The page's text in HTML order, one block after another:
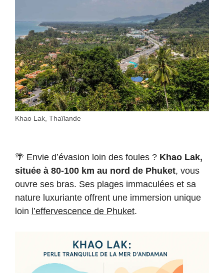
Khao Lak, Thaïlande
🌴 Envie d’évasion loin des foules ? Khao Lak,
située à 80-100 km au nord de Phuket, vous
ouvre ses bras. Ses plages immaculées et sa
nature luxuriante offrent une immersion unique
loin l’effervescence de Phuket.